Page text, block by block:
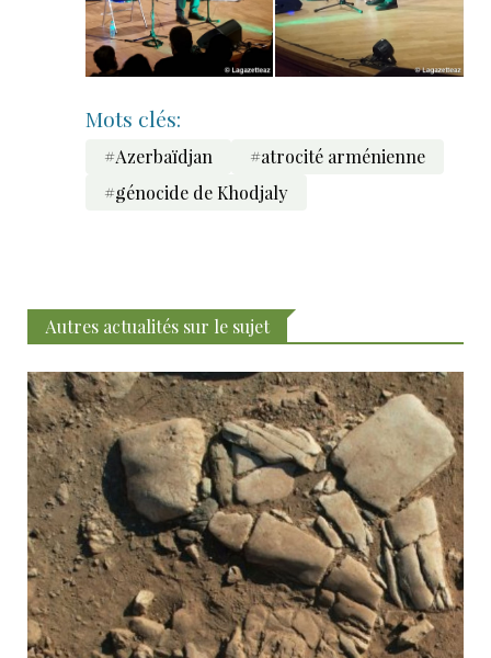
Mots clés:
#Azerbaïdjan
#atrocité arménienne
#génocide de Khodjaly
Autres actualités sur le sujet